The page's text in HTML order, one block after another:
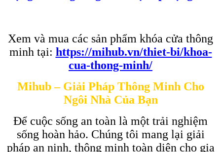
Xem và mua các sản phẩm khóa cửa thông
minh tại: https://mihub.vn/thiet-bi/khoa-
cua-thong-minh/
Mihub – Giải Pháp Thông Minh Cho
Ngôi Nhà Của Bạn
Để cuộc sống an toàn là một trải nghiệm
sống hoàn hảo. Chúng tôi mang lại giải
pháp an ninh, thông minh toàn diện cho gia